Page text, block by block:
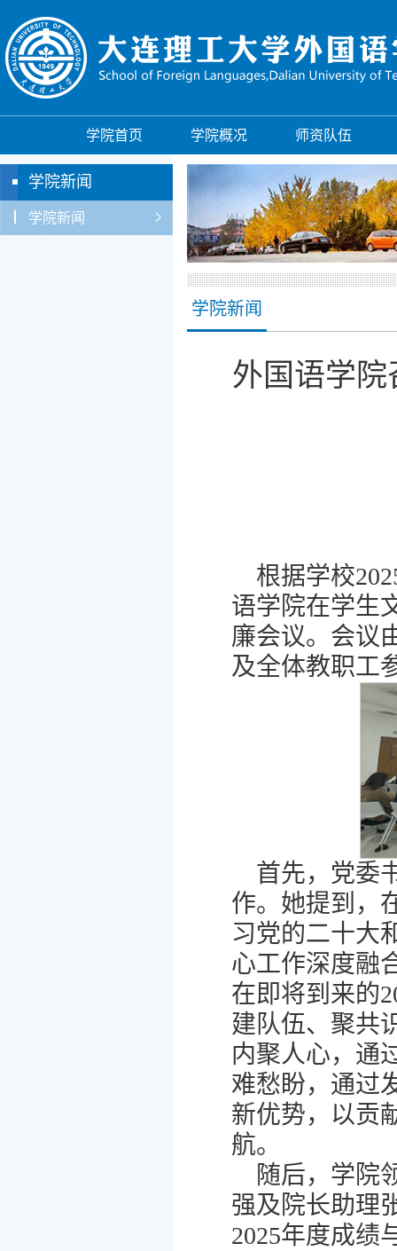
学院首页 学院概况 师资队伍
学院新闻
学院新闻
学院新闻
外国语学院
根据学校
语学院在学生
廉会议。会议
及全体教职工
首先，党委
作。她提到，
习党的二十大
心工作深度融
在即将到来的
建队伍、聚共
内聚人心，通
难愁盼，通过
新优势，以贡
航。
随后，学院
强及院长助理
2025年度成绩